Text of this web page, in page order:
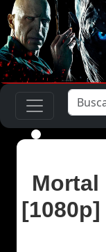
Mortal